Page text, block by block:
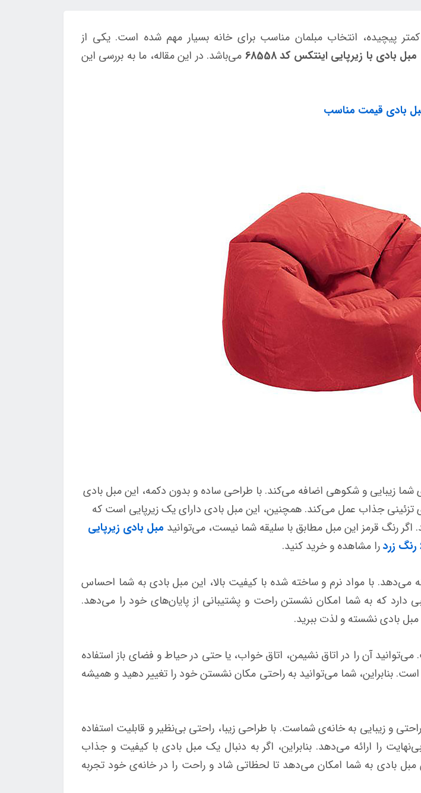
پیچیده، انتخاب مبلمان مناسب برای خانه بسیار مهم شده است. یکی از
مبل بادی با زیرپایی اینتکس کد 68558
می‌باشد. در این مقاله، ما به بررسی این
بادی قیمت مناسب
زیبا به خانه‌ی شما زیبایی و شکوهی اضافه می‌کند. با طراحی ساده و بدون دکمه، این مبل بادی
تزئینی جذاب عمل می‌کند. همچنین، این مبل بادی دارای یک زیرپایی است که
رنگ قرمز این مبل مطابق با سلیقه شما نیست، می‌توانید مبل بادی زیرپایی
را مشاهده و خرید کنید.
با مواد نرم و ساخته شده با کیفیت بالا، این مبل بادی به شما احساس
دارد که به شما امکان نشستن راحت و پشتیبانی از پایان‌های خود را می‌دهد.
بادی نشسته و لذت ببرید.
آن را در اتاق نشیمن، اتاق خواب، یا حتی در حیاط و فضای باز استفاده
بنابراین، شما می‌توانید به راحتی مکان نشستن خود را تغییر دهید و همیشه
عالی برای افزودن راحتی و زیبایی به خانه‌ی شماست. با طراحی زیبا، راحتی بی‌نظیر و قابلیت استفاده
را ارائه می‌دهد. بنابراین، اگر به دنبال یک مبل بادی با کیفیت و جذاب
شدت توصیه می‌کنیم. این مبل بادی به شما امکان می‌دهد تا لحظاتی شاد و راحت را در خانه‌ی خود تجربه